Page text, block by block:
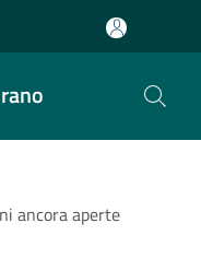
ancora aperte